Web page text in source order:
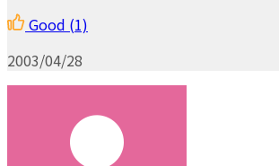
Good (1)
2003/04/28